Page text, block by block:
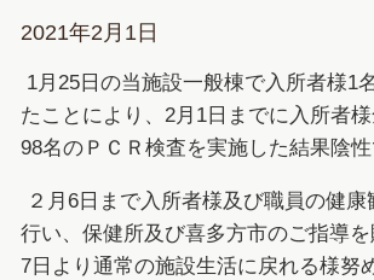
2021年2月1日
1月25日の当施設一般棟で入所者様1
たことにより、2月1日までに入所者
98名のＰＣＲ検査を実施した結果陰性
２月6日まで入所者様及び職員の健康
行い、保健所及び喜多方市のご指導を
7日より通常の施設生活に戻れる様努